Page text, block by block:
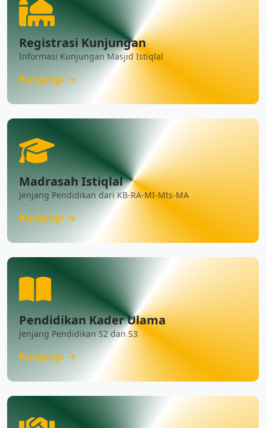
Registrasi Kunjungan
Informasi Kunjungan Masjid Istiqlal
Kunjungi
Madrasah Istiqlal
Jenjang Pendidikan dari KB-RA-MI-Mts-MA
Kunjungi
Pendidikan Kader Ulama
Jenjang Pendidikan S2 dan S3
Kunjungi